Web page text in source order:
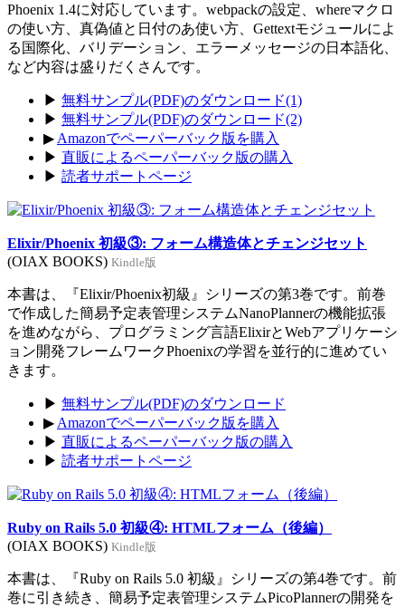
Phoenix 1.4に対応しています。webpackの設定、whereマクロ
の使い方、真偽値と日付のあ使い方、Gettextモジュールによ
る国際化、バリデーション、エラーメッセージの日本語化、
など内容は盛りだくさんです。
▶ 無料サンプル(PDF)のダウンロード(1)
▶ 無料サンプル(PDF)のダウンロード(2)
▶ Amazonでペーパーバック版を購入
▶ 直販によるペーパーバック版の購入
▶ 読者サポートページ
Elixir/Phoenix 初級③: フォーム構造体とチェンジセット
(OIAX BOOKS) Kindle版
本書は、『Elixir/Phoenix初級』シリーズの第3巻です。前巻
で作成した簡易予定表管理システムNanoPlannerの機能拡張
を進めながら、プログラミング言語ElixirとWebアプリケーシ
ョン開発フレームワークPhoenixの学習を並行的に進めてい
きます。
▶ 無料サンプル(PDF)のダウンロード
▶ Amazonでペーパーバック版を購入
▶ 直販によるペーパーバック版の購入
▶ 読者サポートページ
Ruby on Rails 5.0 初級④: HTMLフォーム（後編）
(OIAX BOOKS) Kindle版
本書は、『Ruby on Rails 5.0 初級』シリーズの第4巻です。前
巻に引き続き、簡易予定表管理システムPicoPlannerの開発を